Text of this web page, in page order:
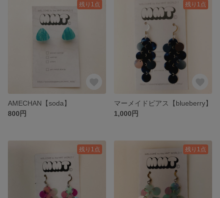
残り1点
AMECHAN【soda】
800円
残り1点
マーメイドピアス【blueberry】
1,000円
残り1点 残り1点